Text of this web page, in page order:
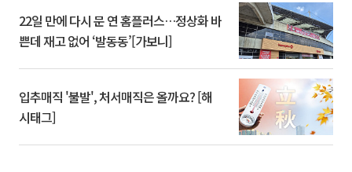
22일 만에 다시 문 연 홈플러스…정상화 바
쁜데 재고 없어 ‘발동동’[가보니]
입추매직 '불발', 처서매직은 올까요? [해
시태그]